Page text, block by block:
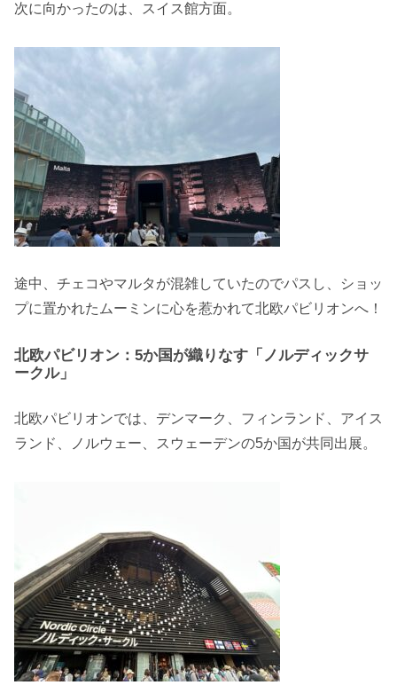
次に向かったのは、スイス館方面。
途中、チェコやマルタが混雑していたのでパスし、ショッ
プに置かれたムーミンに心を惹かれて北欧パビリオンへ！
北欧パビリオン：5か国が織りなす「ノルディックサ
ークル」
北欧パビリオンでは、デンマーク、フィンランド、アイス
ランド、ノルウェー、スウェーデンの5か国が共同出展。